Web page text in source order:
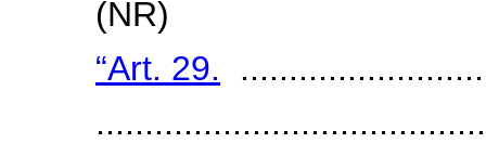
(NR)
“Art. 29.